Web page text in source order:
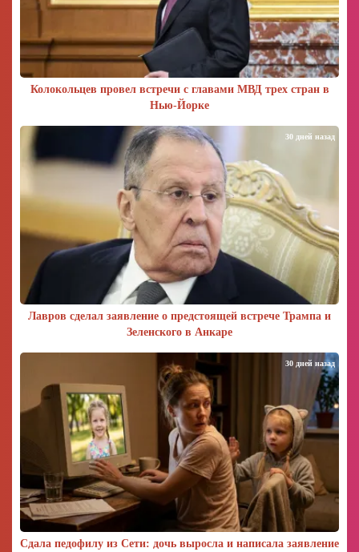
Колокольцев провел встречи с главами МВД трех стран в
Нью-Йорке
Лавров сделал заявление о предстоящей встрече Трампа и
Зеленского в Анкаре
30 дней назад
Сдала педофилу из Сети: дочь выросла и написала заявление
30 дней назад